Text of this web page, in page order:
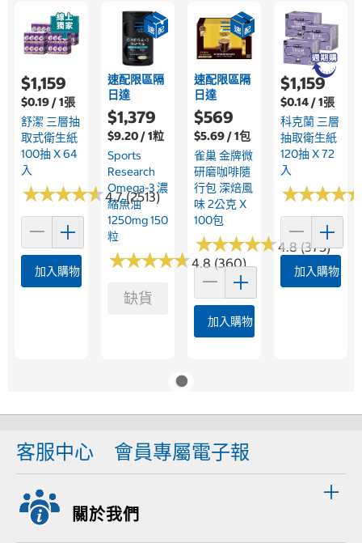
$1,159
$0.19 / 1張
舒潔 三層抽
取式衛生紙
100抽 X 64
入
★★★★★
★★★★★4.7 (2513)
加入購物車
速配限區隔
日達
$1,379
$9.20 / 1粒
Sports
Research
Omega-3 濃
縮魚油
1250mg 150
粒
★★★★★
★★★★★4.8 (360)
缺貨
速配限區隔
日達
$569
$5.69 / 1包
雀巢 金牌微
研磨咖啡隨
行包 深焙風
味 2公克 X
100包
★★★★★
★★★★★4.8 (375)
加入購物車
$1,159
$0.14 / 1張
科克蘭 三層
抽取衛生紙
120抽 X 72
入
★★★★
★★★★
加入購物車
客服中心 會員專屬電子報
關於我們